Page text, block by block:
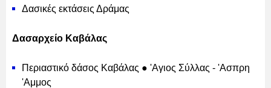
Δασικές εκτάσεις Δράμας
Δασαρχείο Καβάλας
Περιαστικό δάσος Καβάλας ● 'Αγιος Σύλλας - 'Ασπρη
'Αμμος